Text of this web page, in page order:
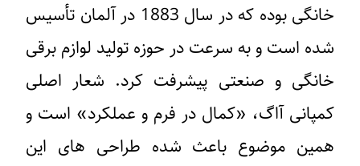
خانگی بوده که در سال 1883 در آلمان تأسیس
شده است و به سرعت در حوزه تولید لوازم برقی
خانگی و صنعتی پیشرفت کرد. شعار اصلی
کمپانی آاگ، «کمال در فرم و عملکرد» است و
همین موضوع باعث شده طراحی ‌های این